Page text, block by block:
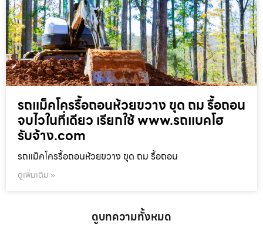
รถแม็คโครรื้อถอนห้วยขวาง ขุด ถม รื้อถอน
จบไวในที่เดียว เรียกใช้ www.รถแบคโฮ
รับจ้าง.com
รถแม็คโครรื้อถอนห้วยขวาง ขุด ถม รื้อถอน
ดูเพิ่มเติม »
ดูบทความทั้งหมด